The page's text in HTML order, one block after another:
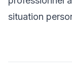
situation